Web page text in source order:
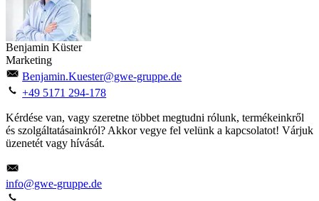
Benjamin Küster
Marketing
Benjamin.Kuester@gwe-gruppe.de
+49 5171 294-178
Kérdése van, vagy szeretne többet megtudni rólunk, termékeinkről
és szolgáltatásainkról? Akkor vegye fel velünk a kapcsolatot! Várjuk
üzenetét vagy hívását.
info@gwe-gruppe.de